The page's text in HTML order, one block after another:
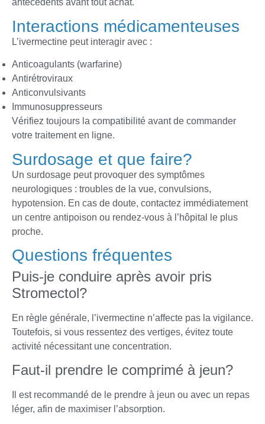
antécédents avant tout achat.
Interactions médicamenteuses
L’ivermectine peut interagir avec :
Anticoagulants (warfarine)
Antirétroviraux
Anticonvulsivants
Immunosuppresseurs
Vérifiez toujours la compatibilité avant de commander
votre traitement en ligne.
Surdosage et que faire?
Un surdosage peut provoquer des symptômes
neurologiques : troubles de la vue, convulsions,
hypotension. En cas de doute, contactez immédiatement
un centre antipoison ou rendez-vous à l’hôpital le plus
proche.
Questions fréquentes
Puis-je conduire après avoir pris
Stromectol?
En règle générale, l’ivermectine n’affecte pas la vigilance.
Toutefois, si vous ressentez des vertiges, évitez toute
activité nécessitant une concentration.
Faut-il prendre le comprimé à jeun?
Il est recommandé de le prendre à jeun ou avec un repas
léger, afin de maximiser l’absorption.